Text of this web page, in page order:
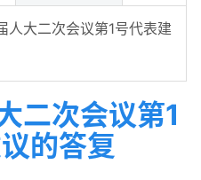
人大二次会议第1号代表建
二次会议第1
的答复